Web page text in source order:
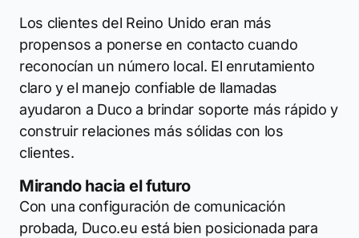
Los clientes del Reino Unido eran más
propensos a ponerse en contacto cuando
reconocían un número local. El enrutamiento
claro y el manejo confiable de llamadas
ayudaron a Duco a brindar soporte más rápido y
construir relaciones más sólidas con los
clientes.
Mirando hacia el futuro
Con una configuración de comunicación
probada, Duco.eu está bien posicionada para